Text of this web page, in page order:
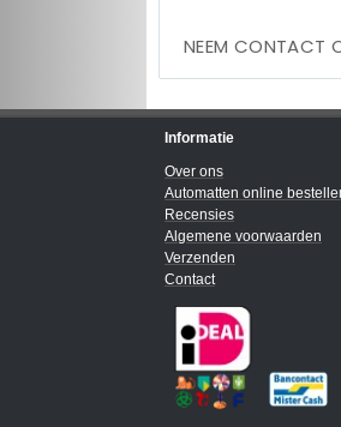
NEEM CONTACT
Informatie
Over ons
Automatten online
Recensies
Algemene voorwaarden
Verzenden
Contact